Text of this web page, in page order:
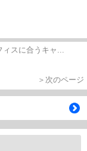
ィスに合うキャ...
＞次のページ